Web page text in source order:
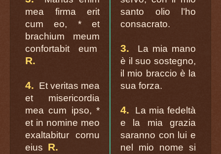
mea firma erit
cum eo, * et
brachium meum
confortabit eum
R.
4. Et veritas mea
et misericordia
mea cum ipso, *
et in nomine meo
exaltabitur cornu
eius R.
santo olio l’ho
consacrato.
3.
La mia mano
è il suo sostegno,
il mio braccio è la
sua forza.
4.
La mia fedeltà
e la mia grazia
saranno con lui e
nel mio nome si